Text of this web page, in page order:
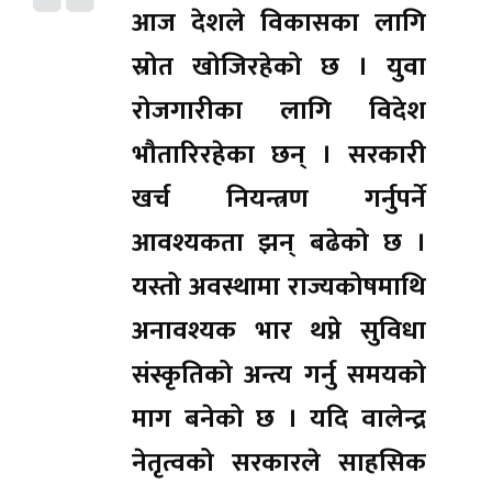
आज देशले विकासका लागि
स्रोत खोजिरहेको छ । युवा
रोजगारीका लागि विदेश
भौतारिरहेका छन् । सरकारी
खर्च नियन्त्रण गर्नुपर्ने
आवश्यकता झन् बढेको छ ।
यस्तो अवस्थामा राज्यकोषमाथि
अनावश्यक भार थप्ने सुविधा
संस्कृतिको अन्त्य गर्नु समयको
माग बनेको छ । यदि वालेन्द्र
नेतृत्वको सरकारले साहसिक